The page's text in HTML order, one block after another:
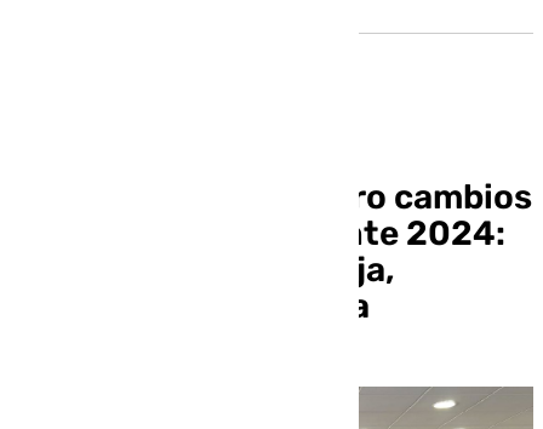
Málaga registra cuatro cambios
en las alcaldías durante 2024:
Comares, Casabermeja,
Humilladero y Periana